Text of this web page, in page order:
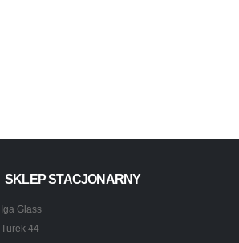
SKLEP STACJONARNY
Iga Glass
Turek 44